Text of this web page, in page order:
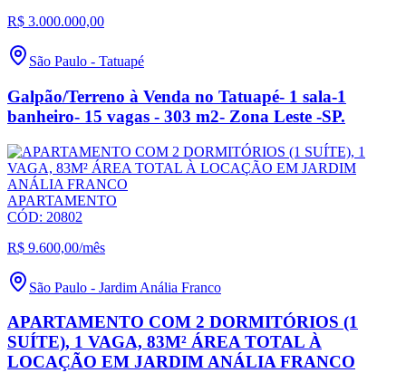
R$ 3.000.000,00
São Paulo - Tatuapé
Galpão/Terreno à Venda no Tatuapé- 1 sala-1
banheiro- 15 vagas - 303 m2- Zona Leste -SP.
APARTAMENTO
CÓD: 20802
R$ 9.600,00/mês
São Paulo - Jardim Anália Franco
APARTAMENTO COM 2 DORMITÓRIOS (1
SUÍTE), 1 VAGA, 83M² ÁREA TOTAL À
LOCAÇÃO EM JARDIM ANÁLIA FRANCO